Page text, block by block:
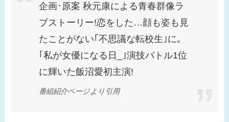
企画･原案 秋元康による青春群像ラ
ブストーリー!恋をした…顔も姿も見
たことがない｢不思議な転校生｣に｡
｢私が女優になる日_｣演技バトル1位
に輝いた飯沼愛初主演!
番組紹介ページより引用